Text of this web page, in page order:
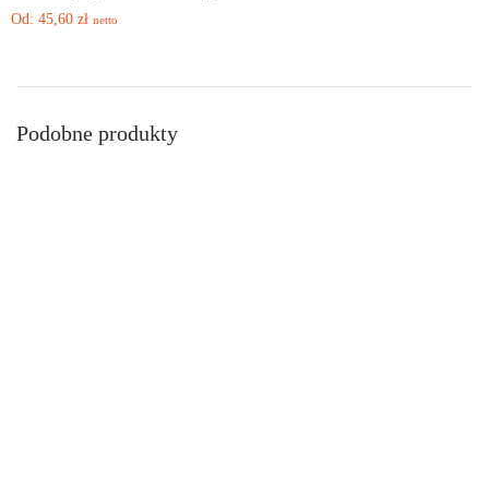
Od: 45,60 zł netto
Podobne produkty